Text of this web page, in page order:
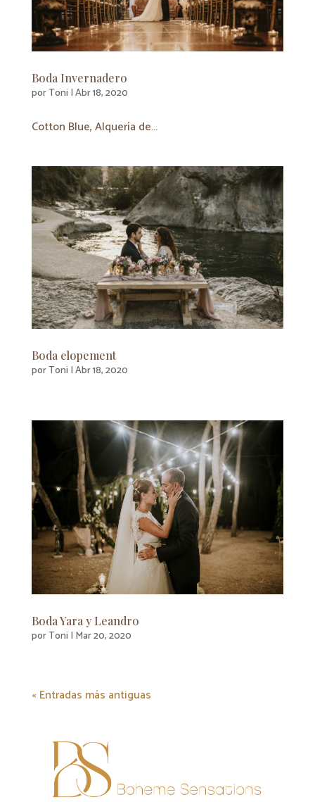
Boda Invernadero
porToni |Abr 18, 2020
Cotton Blue, Alquería de...
Boda elopement
porToni |Abr 18, 2020
Boda Yara y Leandro
porToni | Mar 20, 2020
« Entradas más antiguas